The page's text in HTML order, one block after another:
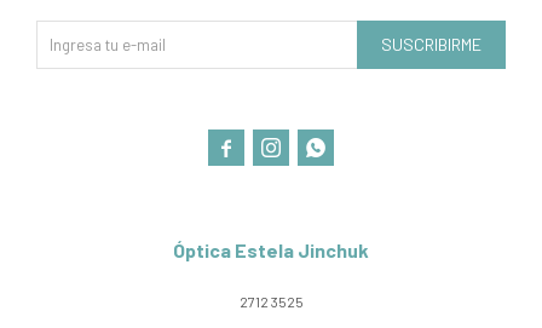
Óptica Estela Jinchuk
2712 3525
SUSCRIBIRME
  